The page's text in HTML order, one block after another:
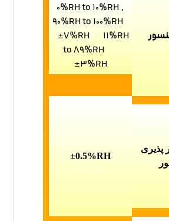
0%RH to 10%RH ,
90%RH to 100%RH
±7%RH 11%RH
to 89%RH
±3%RH
پذیری
±0.5%RH